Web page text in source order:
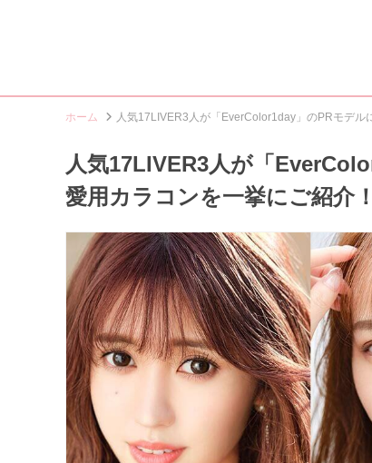
ホーム 人気17LIVER3人が「EverColor1day」のPRモデ
人気17LIVER3人が「
愛用カラコンを一挙にご紹介！